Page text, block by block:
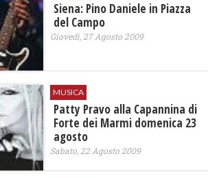
Siena: Pino Daniele in Piazza
del Campo
Giovedì, 27 Agosto 2009
MUSICA
Patty Pravo alla Capannina di
Forte dei Marmi domenica 23
agosto
Sabato, 22 Agosto 2009